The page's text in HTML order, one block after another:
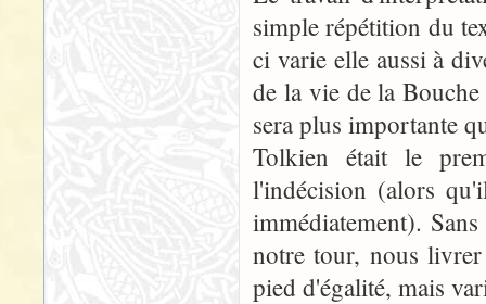
simple répétition du
ci varie elle aussi à
de la vie de la
sera plus importante
Tolkien était le
l'indécision (alors
immédiatement).
notre tour, nous
pied d'égalité, mais